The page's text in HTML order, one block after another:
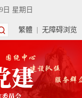
日 星期日
繁體 无障碍浏览